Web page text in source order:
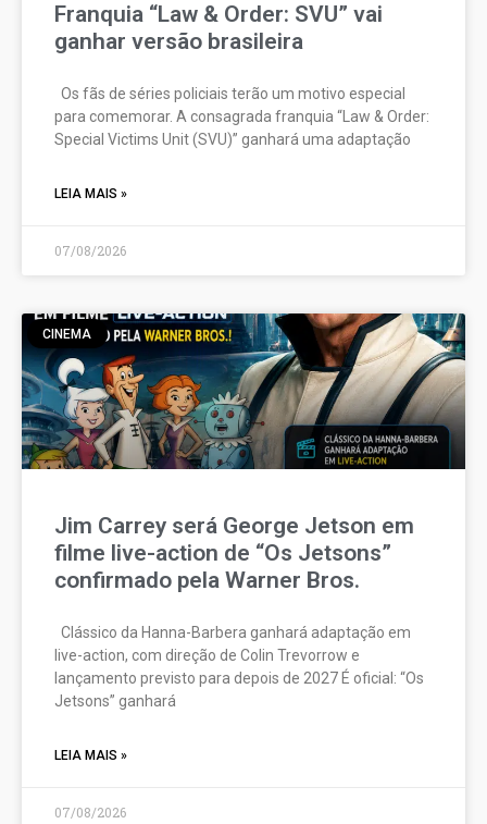
Franquia “Law & Order: SVU” vai
ganhar versão brasileira
Os fãs de séries policiais terão um motivo especial
para comemorar. A consagrada franquia “Law & Order:
Special Victims Unit (SVU)” ganhará uma adaptação
LEIA MAIS »
07/08/2026
CINEMA
Jim Carrey será George Jetson em
filme live-action de “Os Jetsons”
confirmado pela Warner Bros.
Clássico da Hanna-Barbera ganhará adaptação em
live-action, com direção de Colin Trevorrow e
lançamento previsto para depois de 2027 É oficial: “Os
Jetsons” ganhará
LEIA MAIS »
07/08/2026